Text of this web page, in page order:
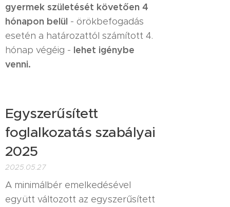
gyermek születését követően 4
hónapon belül - örökbefogadás
esetén a határozattól számított 4.
hónap végéig - lehet igénybe
venni.
Egyszerűsített
foglalkozatás szabályai
2025
2025.05.27
A minimálbér emelkedésével
együtt változott az egyszerűsített